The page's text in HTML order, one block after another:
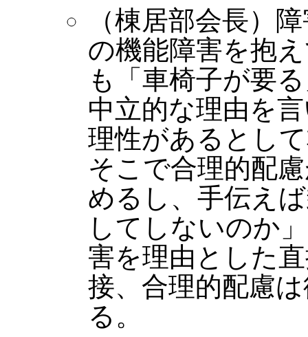
（棟居部会長）
の機能障害を抱
も「車椅子が要
中立的な理由を
理性があるとし
そこで合理的配
めるし、手伝え
してしないのか
害を理由とした
接、合理的配慮
る。